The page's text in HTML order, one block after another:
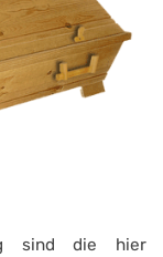
sind die hier